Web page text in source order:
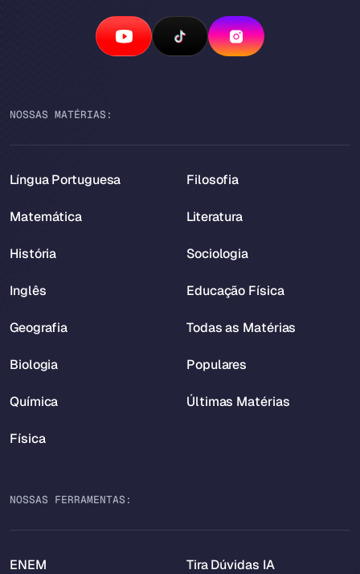
NOSSAS MATÉRIAS:
Língua Portuguesa
Matemática
História
Inglês
Geografia
Biologia
Química
Física
Filosofia
Literatura
Sociologia
Educação Física
Todas as Matérias
Populares
Últimas Matérias
NOSSAS FERRAMENTAS:
ENEM Tira Dúvidas IA